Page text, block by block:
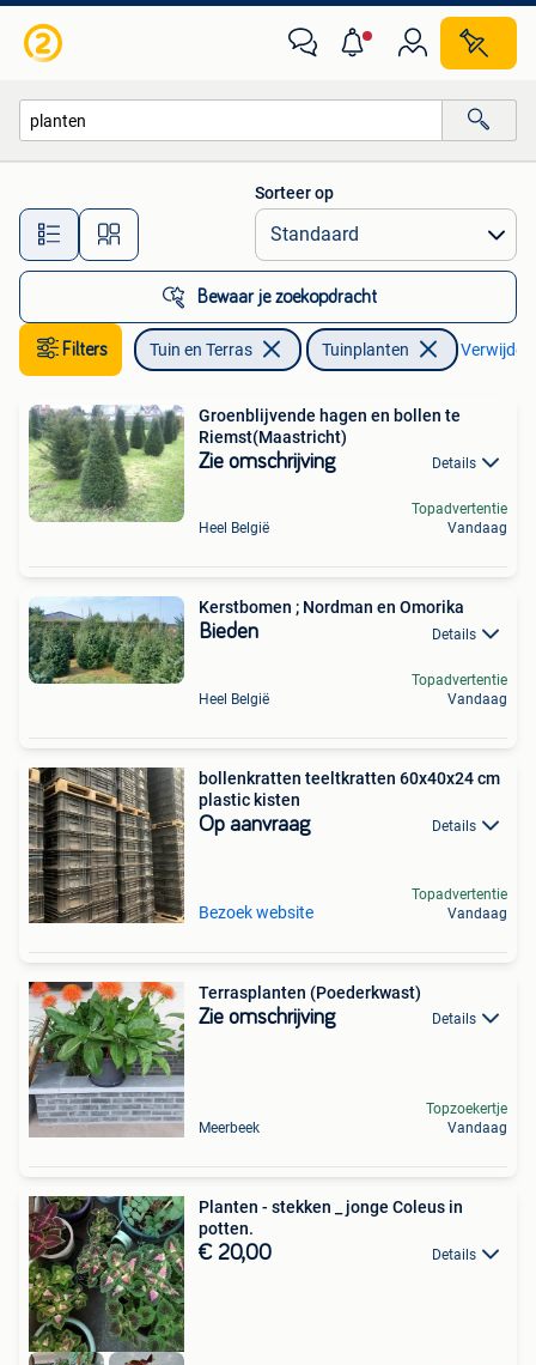
Alle afstanden…
Sorteer op
Bewaar je zoekopdracht
Filters Tuin en Terras Tuinplanten Verwijder
Groenblijvende hagen en bollen te
Riemst(Maastricht)
Zie omschrijving Details
Heel België
Topadvertentie
Vandaag
Kerstbomen ; Nordman en Omorika
Bieden Details
Heel België
Topadvertentie
Vandaag
bollenkratten teeltkratten 60x40x24 cm
plastic kisten
Op aanvraag Details
Bezoek website
Topadvertentie
Vandaag
Terrasplanten (Poederkwast)
Zie omschrijving Details
Meerbeek
Topzoekertje
Vandaag
Planten - stekken _ jonge Coleus in
potten.
€ 20,00 Details